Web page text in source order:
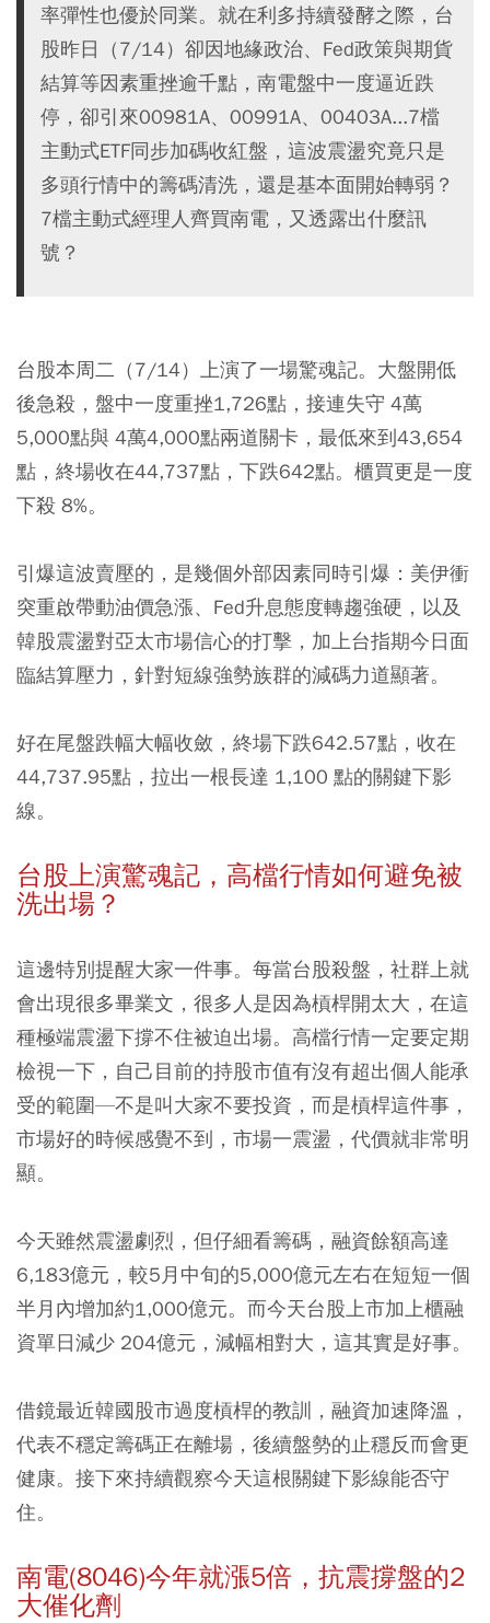
率彈性也優於同業。就在利多持續發酵之際，台
股昨日（7/14）卻因地緣政治、Fed政策與期貨
結算等因素重挫逾千點，南電盤中一度逼近跌
停，卻引來00981A、00991A、00403A...7檔
主動式ETF同步加碼收紅盤，這波震盪究竟只是
多頭行情中的籌碼清洗，還是基本面開始轉弱？
7檔主動式經理人齊買南電，又透露出什麼訊
號？
台股本周二（7/14）上演了一場驚魂記。大盤開低
後急殺，盤中一度重挫1,726點，接連失守 4萬
5,000點與 4萬4,000點兩道關卡，最低來到43,654
點，終場收在44,737點，下跌642點。櫃買更是一度
下殺 8%。
引爆這波賣壓的，是幾個外部因素同時引爆：美伊衝
突重啟帶動油價急漲、Fed升息態度轉趨強硬，以及
韓股震盪對亞太市場信心的打擊，加上台指期今日面
臨結算壓力，針對短線強勢族群的減碼力道顯著。
好在尾盤跌幅大幅收斂，終場下跌642.57點，收在
44,737.95點，拉出一根長達 1,100 點的關鍵下影
線。
台股上演驚魂記，高檔行情如何避免被
洗出場？
這邊特別提醒大家一件事。每當台股殺盤，社群上就
會出現很多畢業文，很多人是因為槓桿開太大，在這
種極端震盪下撐不住被迫出場。高檔行情一定要定期
檢視一下，自己目前的持股市值有沒有超出個人能承
受的範圍—不是叫大家不要投資，而是槓桿這件事，
市場好的時候感覺不到，市場一震盪，代價就非常明
顯。
今天雖然震盪劇烈，但仔細看籌碼，融資餘額高達
6,183億元，較5月中旬的5,000億元左右在短短一個
半月內增加約1,000億元。而今天台股上市加上櫃融
資單日減少 204億元，減幅相對大，這其實是好事。
借鏡最近韓國股市過度槓桿的教訓，融資加速降溫，
代表不穩定籌碼正在離場，後續盤勢的止穩反而會更
健康。接下來持續觀察今天這根關鍵下影線能否守
住。
南電(8046)今年就漲5倍，抗震撐盤的2
大催化劑